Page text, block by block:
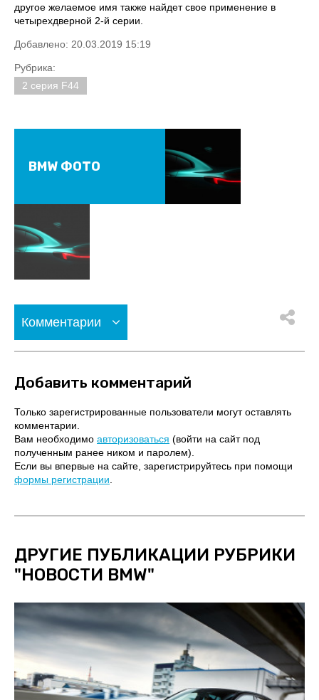
другое желаемое имя также найдет свое применение в
четырехдверной 2-й серии.
Добавлено: 20.03.2019 15:19
Рубрика:
2 серия F44
BMW ФОТО
Комментарии
Добавить комментарий
Только зарегистрированные пользователи могут оставлять
комментарии.
Вам необходимо авторизоваться (войти на сайт под
полученным ранее ником и паролем).
Если вы впервые на сайте, зарегистрируйтесь при помощи
формы регистрации
ДРУГИЕ ПУБЛИКАЦИИ РУБРИКИ
"НОВОСТИ BMW"